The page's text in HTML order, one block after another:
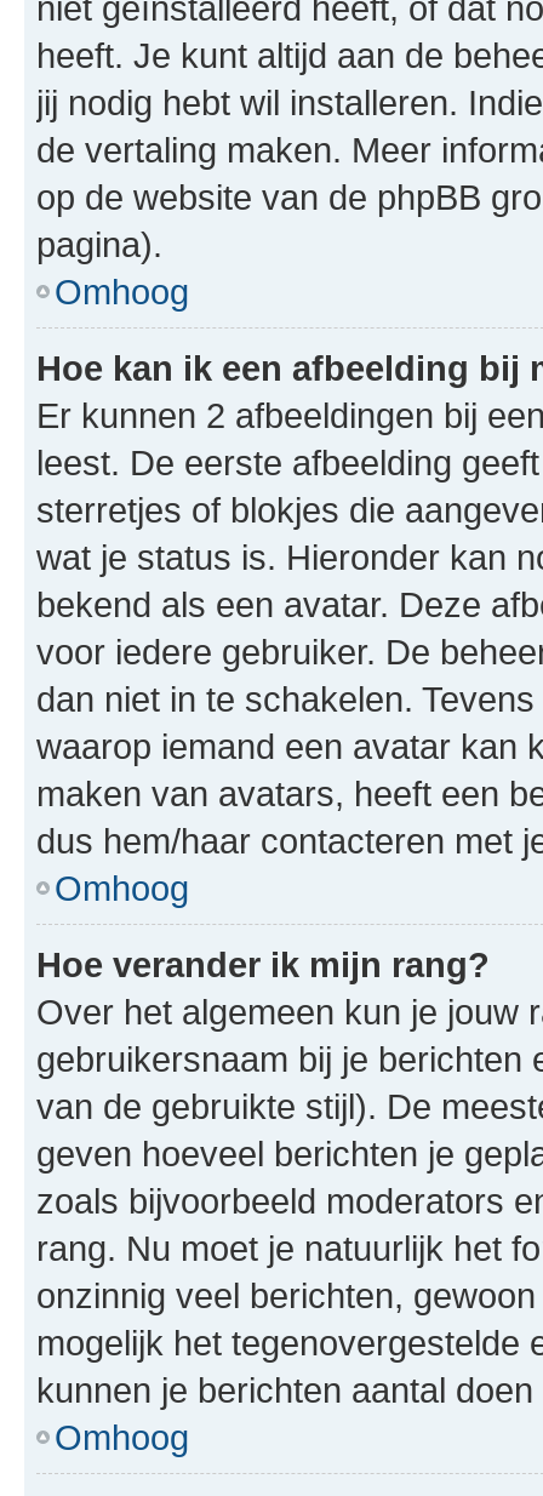
heeft. Je kunt altijd aan de
jij nodig hebt wil installeren.
de vertaling maken. Meer
op de website van de phpBB
pagina).
Omhoog
Hoe kan ik een afbeelding bij
Er kunnen 2 afbeeldingen bij
leest. De eerste afbeelding
sterretjes of blokjes die
wat je status is. Hieronder kan
bekend als een avatar. Deze
voor iedere gebruiker. De
dan niet in te schakelen.
waarop iemand een avatar kan
maken van avatars, heeft een
dus hem/haar contacteren met
Omhoog
Hoe verander ik mijn rang?
Over het algemeen kun je jouw
gebruikersnaam bij je berichten
van de gebruikte stijl). De
geven hoeveel berichten je
zoals bijvoorbeeld moderators
rang. Nu moet je natuurlijk het
onzinnig veel berichten,
mogelijk het tegenovergestelde
kunnen je berichten aantal doen
Omhoog